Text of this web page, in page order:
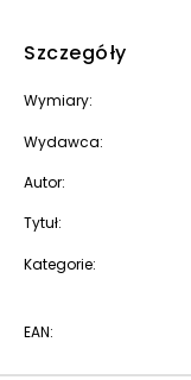
Szczegóły
Wymiary:
Wydawca:
Autor:
Tytuł:
Kategorie:
EAN: